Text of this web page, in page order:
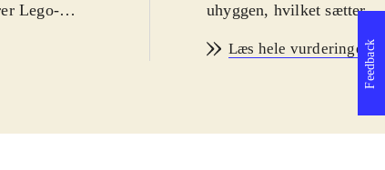
Lego-
får
universet.
uhyggen, hvilket sætter
fra filmene er på
PEGI: 7 samt ikoner for
Spillet følger filmenes
hvor ringen skal
for action, puzzles og
Læs hele vurderingenFeedback